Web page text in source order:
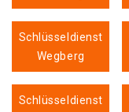
Schlüsseldienst
Wegberg
Schlüsseldienst